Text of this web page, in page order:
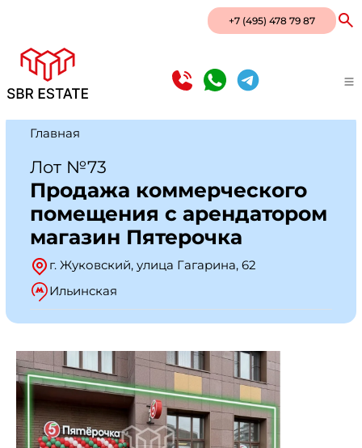
+7 (495) 478 79 87
Главная
Лот №73
Продажа коммерческого
помещения с арендатором
магазин Пятерочка
г. Жуковский, улица Гагарина, 62
Ильинская